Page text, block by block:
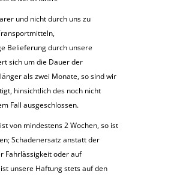
und nicht durch uns zu
Belieferung durch unsere
sich um die Dauer der
als zwei Monate, so sind wir
hinsichtlich des noch nicht
Fall ausgeschlossen.
von mindestens 2 Wochen, so ist
Schadenersatz anstatt der
Fahrlässigkeit oder auf
unsere Haftung stets auf den